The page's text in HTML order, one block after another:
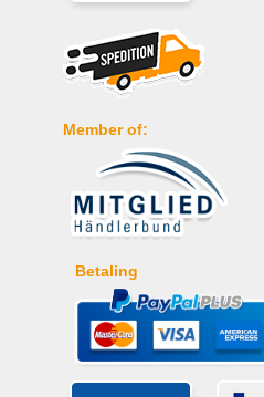
Member of:
Betaling